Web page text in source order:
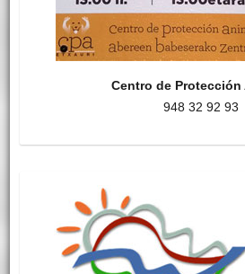
Centro de Protección
948 32 92 93